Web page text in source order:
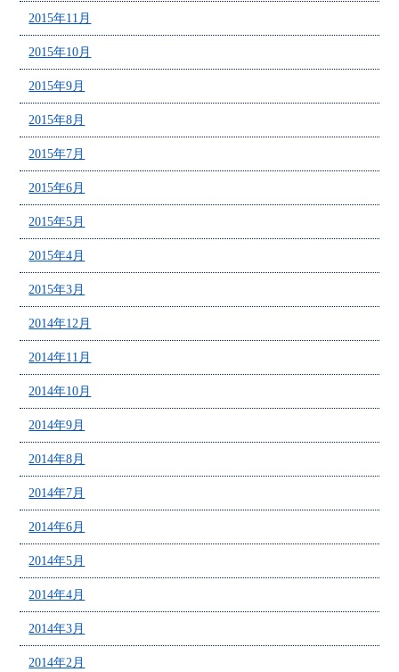
2015年11月
2015年10月
2015年9月
2015年8月
2015年7月
2015年6月
2015年5月
2015年4月
2015年3月
2014年12月
2014年11月
2014年10月
2014年9月
2014年8月
2014年7月
2014年6月
2014年5月
2014年4月
2014年3月
2014年2月